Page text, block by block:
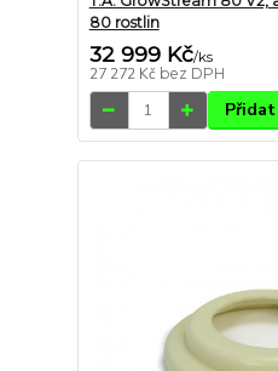
80 rostlin
32 999 Kč/ks
27 272 Kč bez DPH